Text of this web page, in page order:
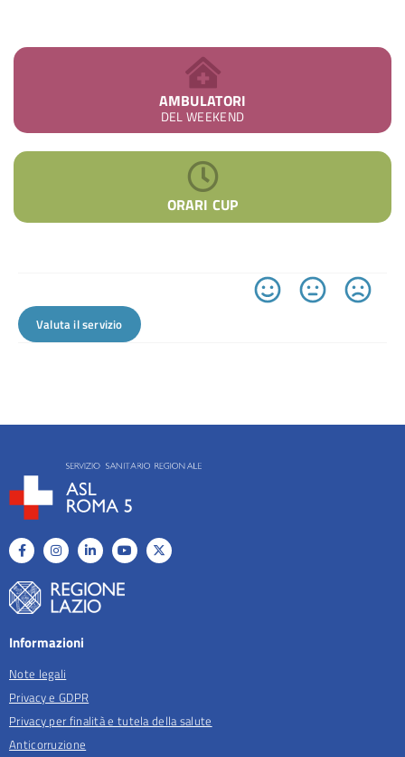
AMBULATORI
DEL WEEKEND
ORARI CUP
Valuta il servizio
Informazioni
Note legali
Privacy e GDPR
Privacy per finalità e tutela della salute
Anticorruzione